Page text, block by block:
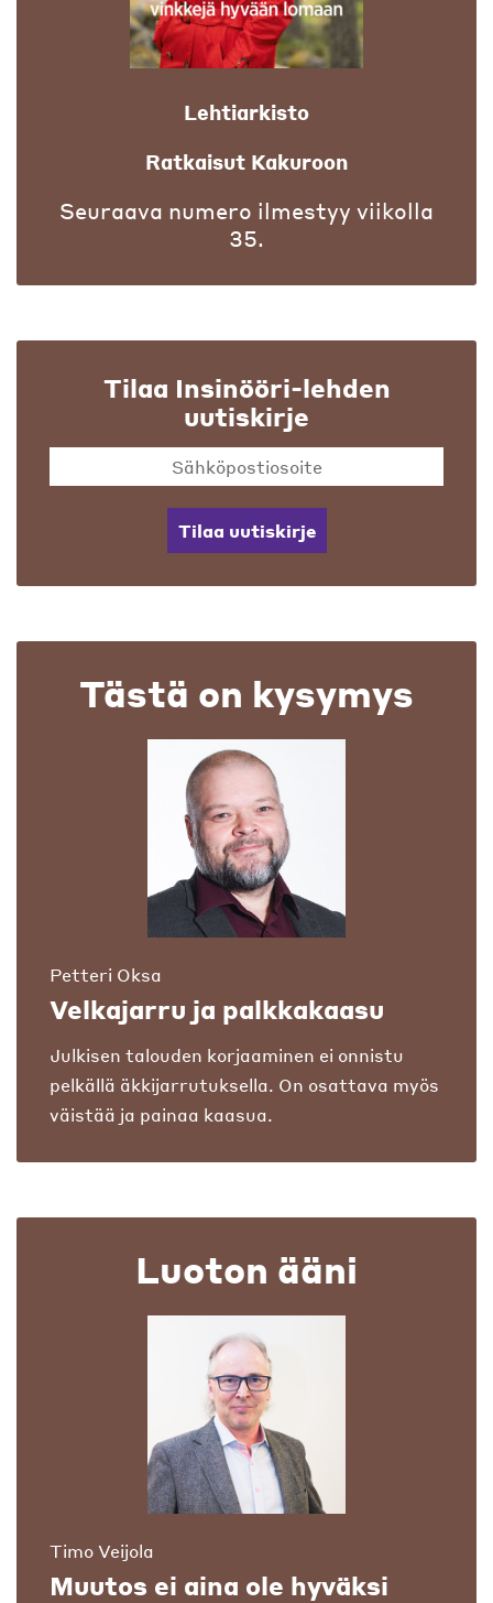
Lehtiarkisto
Ratkaisut Kakuroon
Seuraava numero ilmestyy viikolla
35.
Tilaa Insinööri-lehden
uutiskirje
Tilaa uutiskirje
Tästä on kysymys
Petteri Oksa
Velkajarru ja palkkakaasu
Julkisen talouden korjaaminen ei onnistu
pelkällä äkkijarrutuksella. On osattava myös
väistää ja painaa kaasua.
Luoton ääni
Timo Veijola
Muutos ei aina ole hyväksi